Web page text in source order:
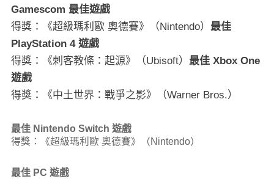
Gamescom 最佳遊戲
得獎：《超級瑪利歐 奧德賽》（Nintendo） 最佳
PlayStation 4 遊戲
得獎：《刺客教條：起源》（Ubisoft） 最佳 Xbox One
遊戲
得獎：《中土世界：戰爭之影》（Warner Bros.）
最佳 Nintendo Switch 遊戲
得獎：《超級瑪利歐 奧德賽》（Nintendo）
最佳 PC 遊戲